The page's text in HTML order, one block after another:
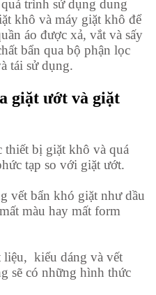
trình sử dụng dung
khô và máy giặt khô để
áo được xả, vắt và sấy
bẩn qua bộ phận lọc
tái sử dụng.
giặt ướt và giặt
thiết bị giặt khô và quá
tạp so với giặt ướt.
vết bẩn khó giặt như dầu
màu hay mất form
liệu, kiểu dáng và vết
sẽ có những hình thức